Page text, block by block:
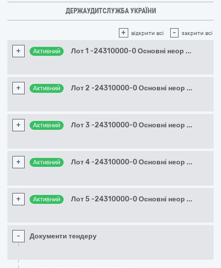
ДЕРЖАУДИТСЛУЖБА УКРАЇНИ
+ відкрити всі - закрити всі
+ Активний Лот 1 -24310000-0 Основні неор ...
+ Активний Лот 2 -24310000-0 Основні неор ...
+ Активний Лот 3 -24310000-0 Основні неор ...
+ Активний Лот 4 -24310000-0 Основні неор ...
+ Активний Лот 5 -24310000-0 Основні неор ...
- Документи тендеру